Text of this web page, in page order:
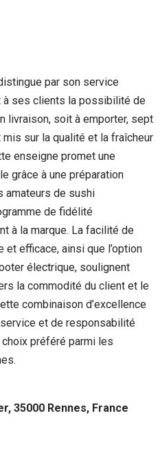
par son service
à ses clients la possibilité de
livraison, soit à emporter, sept
sur la qualité et la fraîcheur
enseigne promet une
grâce à une préparation
amateurs de sushi
de fidélité
à la marque. La facilité de
efficace, ainsi que l’option
électrique, soulignent
la commodité du client et le
combinaison d’excellence
service et de responsabilité
choix préféré parmi les
35000 Rennes, France